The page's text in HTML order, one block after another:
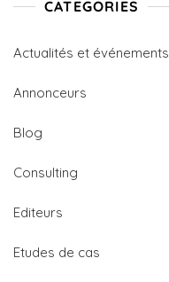
CATEGORIES
Actualités et événements
Annonceurs
Blog
Consulting
Editeurs
Etudes de cas